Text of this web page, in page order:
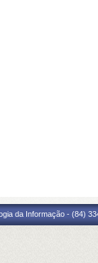
da Informação - (84)